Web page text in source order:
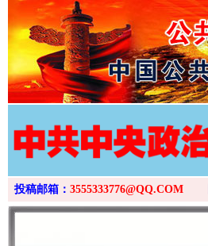
投稿邮箱： 3555333776@QQ.COM